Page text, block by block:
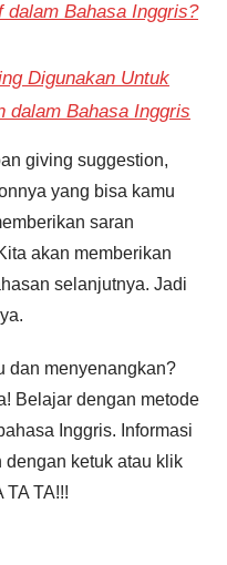
dalam Bahasa Inggris?
Digunakan Untuk
dalam Bahasa Inggris
giving suggestion,
yang bisa kamu
saran
akan memberikan
selanjutnya. Jadi
dan menyenangkan?
Belajar dengan metode
Inggris. Informasi
dengan ketuk atau klik
TA TA!!!